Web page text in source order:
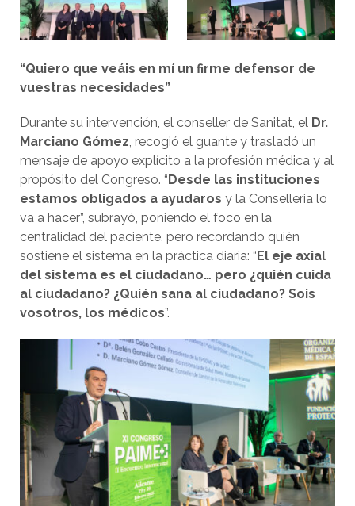
“Quiero que veáis en mí un firme defensor de
vuestras necesidades”
Durante su intervención, el conseller de Sanitat, el Dr.
Marciano Gómez, recogió el guante y trasladó un
mensaje de apoyo explícito a la profesión médica y al
propósito del Congreso. “ Desde las instituciones
estamos obligados a ayudaros y la Conselleria lo
va a hacer”, subrayó, poniendo el foco en la
centralidad del paciente, pero recordando quién
sostiene el sistema en la práctica diaria: “ El eje axial
del sistema es el ciudadano… pero ¿quién cuida
al ciudadano? ¿Quién sana al ciudadano? Sois
vosotros, los médicos”.